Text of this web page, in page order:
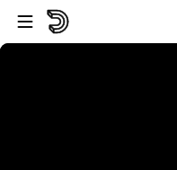
Pular para o player
Ir para o conteúdo principal